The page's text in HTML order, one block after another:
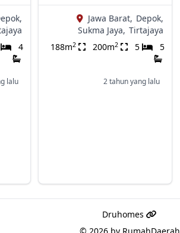
4
lalu
Jawa Barat, Depok,
Sukma Jaya, Tirtajaya
188m2 200m2 5 5
2 tahun yang lalu
Druhomes